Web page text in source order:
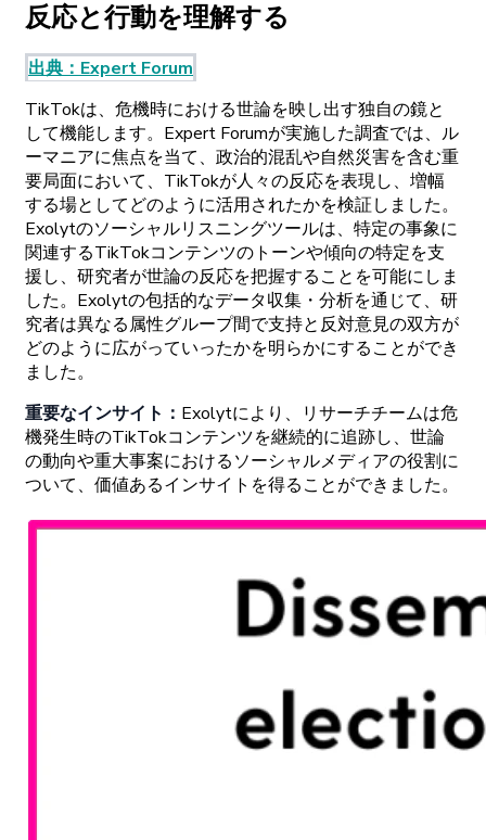
反応と行動を理解する
出典 ： Expert Forum
TikTokは、 危機時における世論を映し出す独自の鏡と
して機能します。 Expert Forumが実施した調査では、 ル
ーマニアに焦点を当て、 政治的混乱や自然災害を含む重
要局面において、 TikTokが人々の反応を表現し、 増幅
する場としてどのように活用されたかを検証しました。
Exolytのソーシャルリスニングツールは、 特定の事象に
関連するTikTokコンテンツの トーンや傾向の特定を支
援し、 研究者が世論の反応を把握することを可能にしま
した。 Exolytの包括的なデータ収集 ・ 分析を通じて、 研
究者は異なる属性グループ間で支持と反対意見の双方が
どのように広がっていったかを明らかにすることができ
ました。
重要なインサイト ： Exolytにより、 リサーチチームは危
機発生時のTikTokコンテンツを継続的に追跡し、 世論
の動向や重大事案におけるソーシャルメディアの役割に
ついて、 価値あるインサイトを得ることができました。